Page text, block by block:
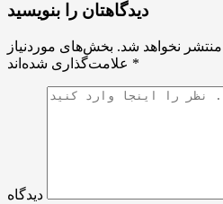
دیدگاهتان را بنویسید
نخواهد شد. بخش‌های موردنیاز
*
دیدگاه